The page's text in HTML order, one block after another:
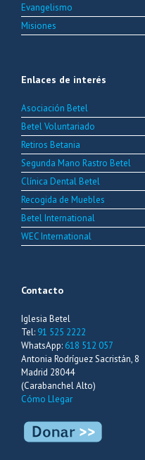
Evangelismo
Misiones
Enlaces de interés
Asociación Betel
Betel Voluntariado
Retiros Betania
Segunda Mano Rastro Betel
Clínica Dental Betel
Recogida de Muebles
Betel International
WEC International
Contacto
Iglesia Betel
Tel: 91 525 2222
WhatsApp: 618 512 057
Antonia Rodríguez Sacristán, 8
Madrid 28044
(Carabanchel Alto)
Cómo Llegar